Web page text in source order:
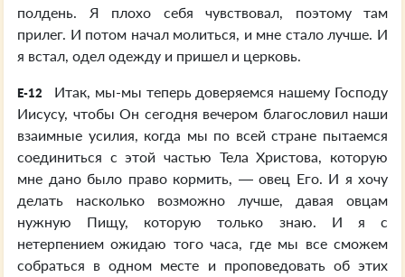
полдень. Я плохо себя чувствовал, поэтому там
прилег. И потом начал молиться, и мне стало лучше. И
я встал, одел одежду и пришел и церковь.
E-12
Итак, мы-мы теперь доверяемся нашему Господу
Иисусу, чтобы Он сегодня вечером благословил наши
взаимные усилия, когда мы по всей стране пытаемся
соединиться с этой частью Тела Христова, которую
мне дано было право кормить, — овец Его. И я хочу
делать насколько возможно лучше, давая овцам
нужную Пищу, которую только знаю. И я с
нетерпением ожидаю того часа, где мы все сможем
собраться в одном месте и проповедовать об этих